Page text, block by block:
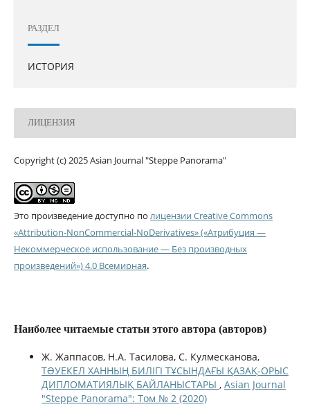
РАЗДЕЛ
ИСТОРИЯ
ЛИЦЕНЗИЯ
Copyright (c) 2025 Asian Journal "Steppe Panorama"
Это произведение доступно по лицензии Creative Commons
«Attribution-NonCommercial-NoDerivatives» («Атрибуция —
Некоммерческое использование — Без производных
произведений») 4.0 Всемирная.
Наиболее читаемые статьи этого автора (авторов)
Ж. Жаппасов, Н.А. Тасилова, С. Кулмесканова,
ТƏУЕКЕЛ ХАННЫҢ БИЛІГІ ТҰСЫНДАҒЫ ҚАЗАҚ-ОРЫС
ДИПЛОМАТИЯЛЫҚ БАЙЛАНЫСТАРЫ , Asian Journal
"Steppe Panorama": Том № 2 (2020)